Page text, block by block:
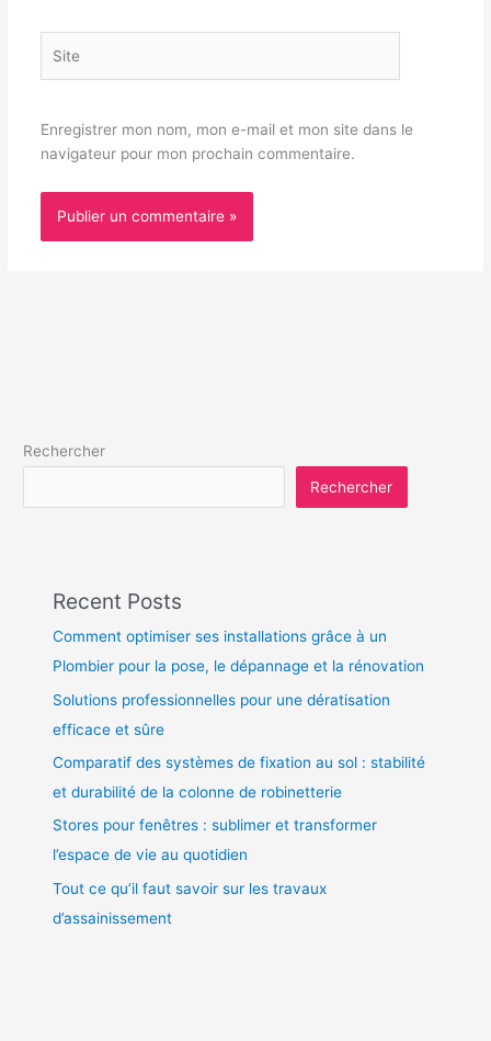
Enregistrer mon nom, mon e-mail et mon site dans le
navigateur pour mon prochain commentaire.
Rechercher
Rechercher
Recent Posts
Comment optimiser ses installations grâce à un
Plombier pour la pose, le dépannage et la rénovation
Solutions professionnelles pour une dératisation
efficace et sûre
Comparatif des systèmes de fixation au sol : stabilité
et durabilité de la colonne de robinetterie
Stores pour fenêtres : sublimer et transformer
l’espace de vie au quotidien
Tout ce qu’il faut savoir sur les travaux
d’assainissement